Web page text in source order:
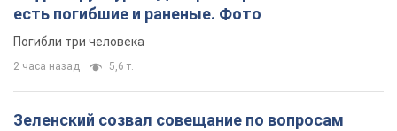
есть погибшие и раненые. Фото
Погибли три человека
2 часа назад 5,6 т.
Зеленский созвал совещание по вопросам